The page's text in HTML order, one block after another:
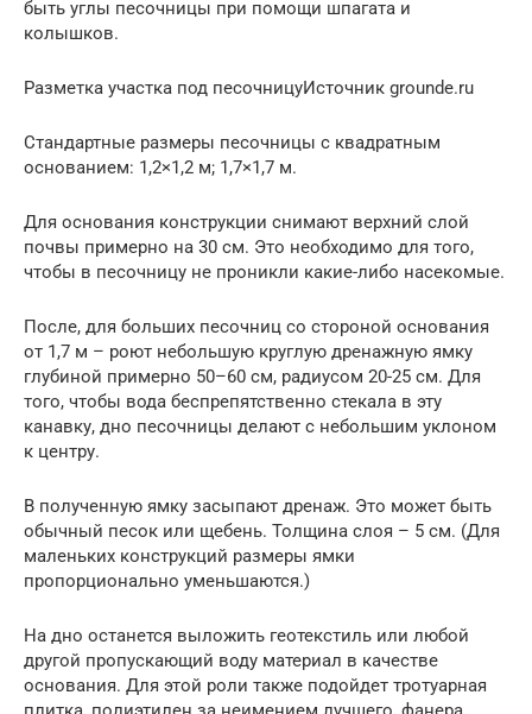
быть углы песочницы при помощи шпагата и
колышков.
Разметка участка под песочницуИсточник grounde.ru
Стандартные размеры песочницы с квадратным
основанием: 1,2×1,2 м; 1,7×1,7 м.
Для основания конструкции снимают верхний слой
почвы примерно на 30 см. Это необходимо для того,
чтобы в песочницу не проникли какие-либо насекомые.
После, для больших песочниц со стороной основания
от 1,7 м – роют небольшую круглую дренажную ямку
глубиной примерно 50–60 см, радиусом 20-25 см. Для
того, чтобы вода беспрепятственно стекала в эту
канавку, дно песочницы делают с небольшим уклоном
к центру.
В полученную ямку засыпают дренаж. Это может быть
обычный песок или щебень. Толщина слоя – 5 см. (Для
маленьких конструкций размеры ямки
пропорционально уменьшаются.)
На дно останется выложить геотекстиль или любой
другой пропускающий воду материал в качестве
основания. Для этой роли также подойдет тротуарная